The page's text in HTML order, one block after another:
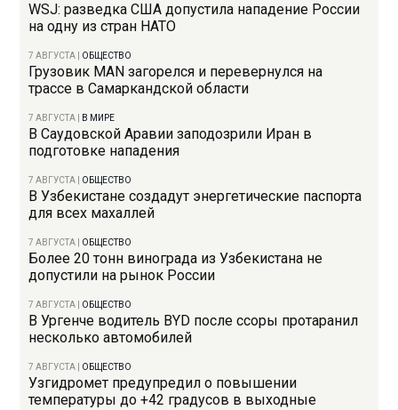
WSJ: разведка США допустила нападение России
на одну из стран НАТО
7 АВГУСТА ОБЩЕСТВО
Грузовик MAN загорелся и перевернулся на
трассе в Самаркандской области
7 АВГУСТА В МИРЕ
В Саудовской Аравии заподозрили Иран в
подготовке нападения
7 АВГУСТА ОБЩЕСТВО
В Узбекистане создадут энергетические паспорта
для всех махаллей
7 АВГУСТА ОБЩЕСТВО
Более 20 тонн винограда из Узбекистана не
допустили на рынок России
7 АВГУСТА ОБЩЕСТВО
В Ургенче водитель BYD после ссоры протаранил
несколько автомобилей
7 АВГУСТА ОБЩЕСТВО
Узгидромет предупредил о повышении
температуры до +42 градусов в выходные